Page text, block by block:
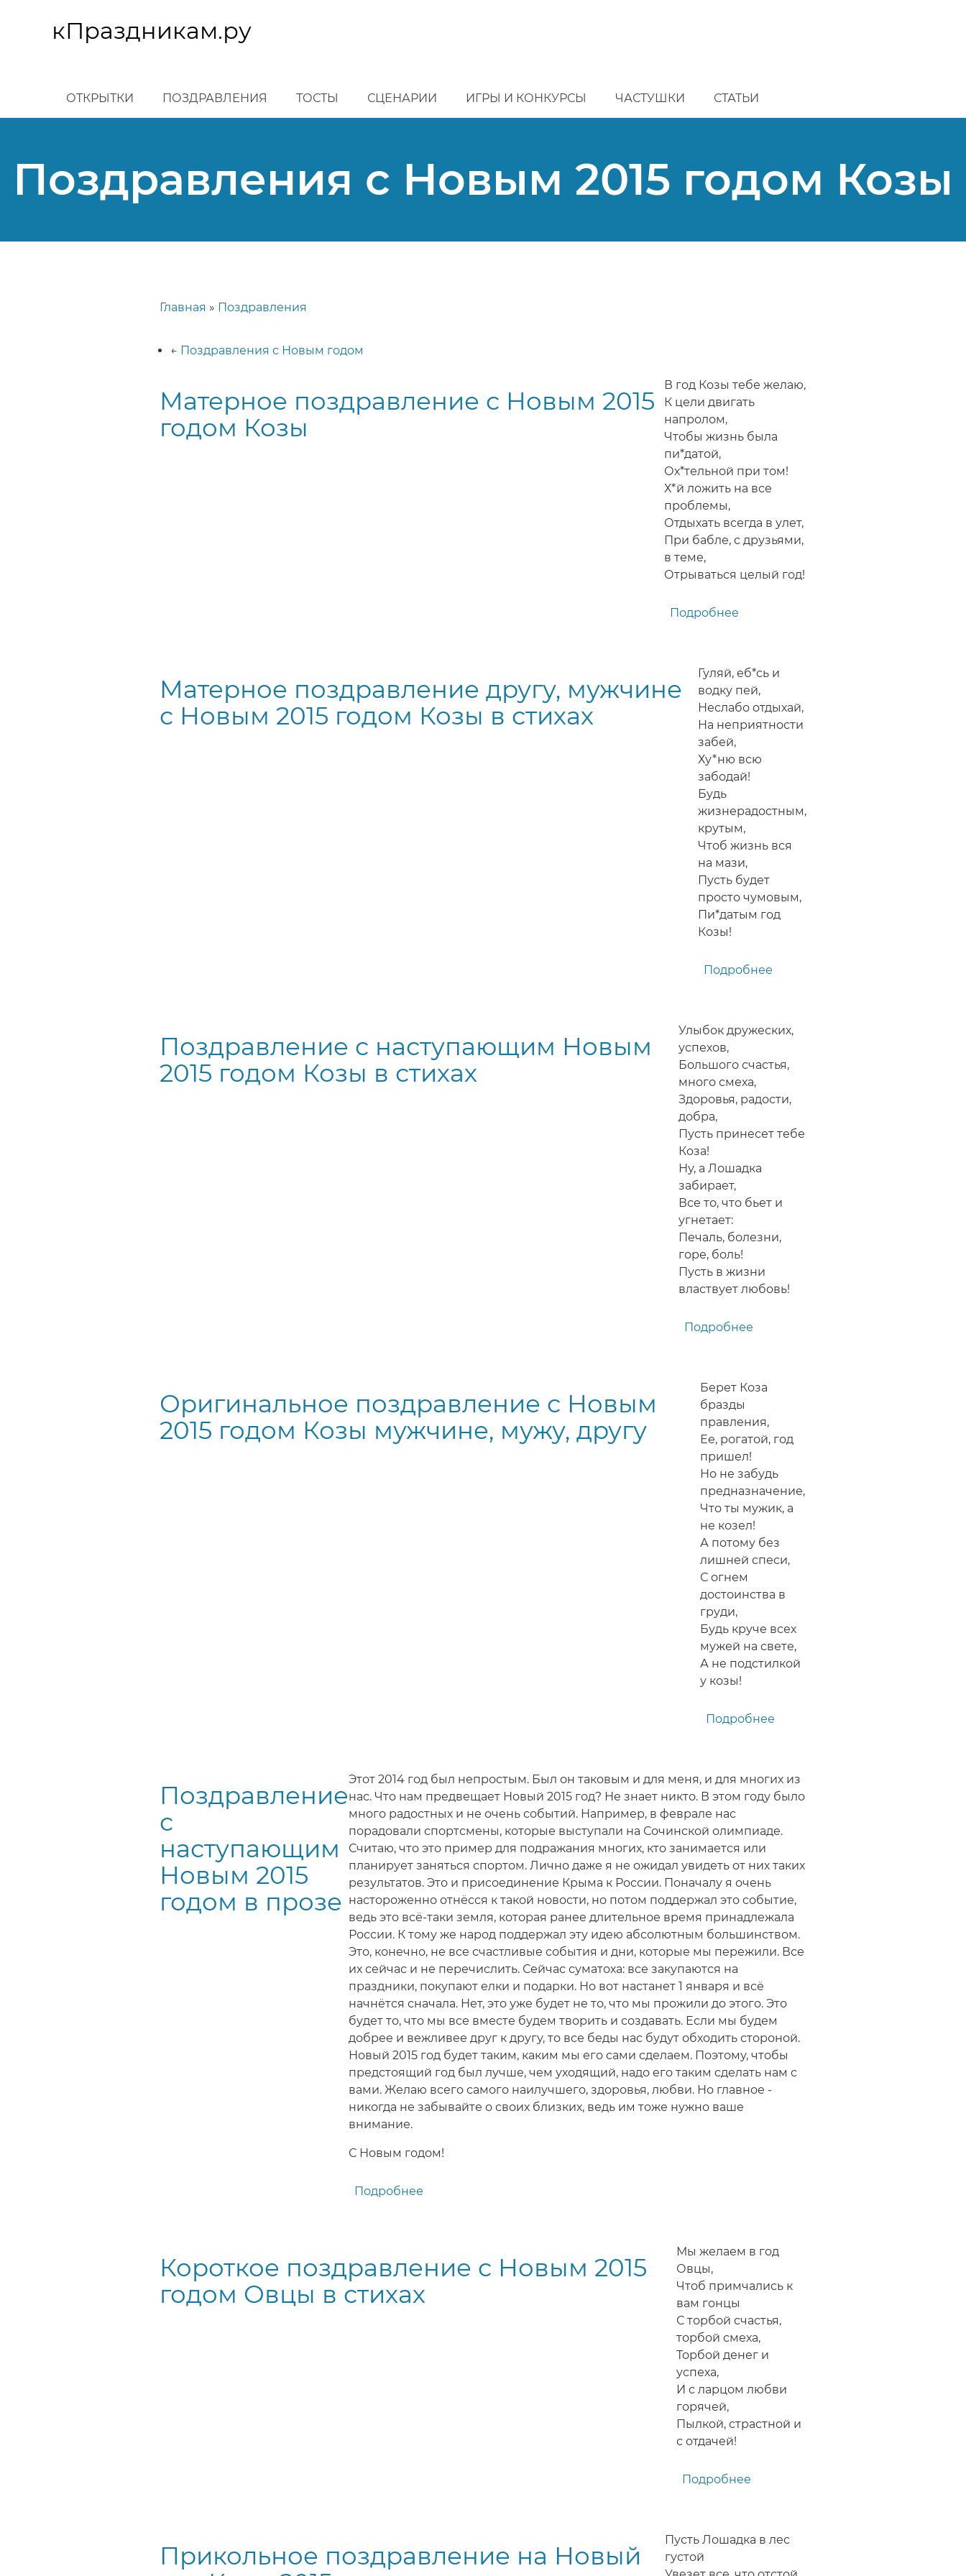
основномукПраздникам.ру
ОТКРЫТКИ ПОЗДРАВЛЕНИЯ ТОСТЫ СЦЕНАРИИ ИГРЫ И КОНКУРСЫ ЧАСТУШКИ СТАТЬИ
Поздравления с Новым 2015 годом Козы
навигации
Главная Поздравления
← Поздравления с Новым годом
Матерное поздравление с Новым 2015
годом Козы
В год Козы тебе желаю,
К цели двигать
напролом,
Чтобы жизнь была
пи*датой,
Ох*тельной при том!
Х*й ложить на все
проблемы,
Отдыхать всегда в улет,
При бабле, с друзьями,
в теме,
Отрываться целый год!
Подробнее
Новым
2015
годом
Козы
Матерное поздравление другу, мужчине
с Новым 2015 годом Козы в стихах
Гуляй, еб*сь и
водку пей,
Неслабо отдыхай,
На неприятности
забей,
Ху*ню всю
забодай!
Будь
жизнерадостным,
крутым,
Чтоб жизнь вся
на мази,
Пусть будет
просто чумовым,
Пи*датым год
Козы!
Подробнее
мужчине
Новым
годом
Козы
в
Поздравление с наступающим Новым
2015 годом Козы в стихах
Улыбок дружеских,
успехов,
Большого счастья,
много смеха,
Здоровья, радости,
добра,
Пусть принесет тебе
Коза!
Ну, а Лошадка
забирает,
Все то, что бьет и
угнетает:
Печаль, болезни,
горе, боль!
Пусть в жизни
властвует любовь!
Подробнее
Новым
годом
Козы
в
стихах
Оригинальное поздравление с Новым
2015 годом Козы мужчине, мужу, другу
Берет Коза
бразды
правления,
Ее, рогатой, год
пришел!
Но не забудь
предназначение,
Что ты мужик, а
не козел!
А потому без
лишней спеси,
С огнем
достоинства в
груди,
Будь круче всех
мужей на свете,
А не подстилкой
у козы!
Подробнее
Новым
2015
Козы
мужу,
Поздравление
с
наступающим
Новым 2015
годом в прозе
Этот 2014 год был непростым. Был он таковым и для меня, и для многих из
нас. Что нам предвещает Новый 2015 год? Не знает никто. В этом году было
много радостных и не очень событий. Например, в феврале нас
порадовали спортсмены, которые выступали на Сочинской олимпиаде.
Считаю, что это пример для подражания многих, кто занимается или
планирует заняться спортом. Лично даже я не ожидал увидеть от них таких
результатов. Это и присоединение Крыма к России. Поначалу я очень
настороженно отнёсся к такой новости, но потом поддержал это событие,
ведь это всё-таки земля, которая ранее длительное время принадлежала
России. К тому же народ поддержал эту идею абсолютным большинством.
Это, конечно, не все счастливые события и дни, которые мы пережили. Все
их сейчас и не перечислить. Сейчас суматоха: все закупаются на
праздники, покупают елки и подарки. Но вот настанет 1 января и всё
начнётся сначала. Нет, это уже будет не то, что мы прожили до этого. Это
будет то, что мы все вместе будем творить и создавать. Если мы будем
добрее и вежливее друг к другу, то все беды нас будут обходить стороной.
Новый 2015 год будет таким, каким мы его сами сделаем. Поэтому, чтобы
предстоящий год был лучше, чем уходящий, надо его таким сделать нам с
вами. Желаю всего самого наилучшего, здоровья, любви. Но главное -
никогда не забывайте о своих близких, ведь им тоже нужно ваше
внимание.
С Новым годом!
Подробнее
Новым
2015
годом
Короткое поздравление с Новым 2015
годом Овцы в стихах
Мы желаем в год
Овцы,
Чтоб примчались к
вам гонцы
С торбой счастья,
торбой смеха,
Торбой денег и
успеха,
И с ларцом любви
горячей,
Пылкой, страстной и
с отдачей!
Подробнее
Новым
Прикольное поздравление на Новый
Пусть Лошадка в лес
густой